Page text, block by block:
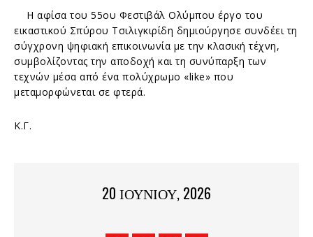
Η αφίσα του 55ου Φεστιβάλ Ολύμπου έργο του
εικαστικού Σπύρου Τσιλιγκιρίδη δημιούργησε συνδέει τη
σύγχρονη ψηφιακή επικοινωνία με την κλασική τέχνη,
συμβολίζοντας την αποδοχή και τη συνύπαρξη των
τεχνών μέσα από ένα πολύχρωμο «like» που
μεταμορφώνεται σε φτερά.
Κ.Γ.
20 ΙΟΥΝΊΟΥ, 2026